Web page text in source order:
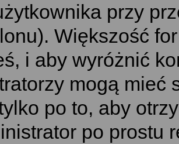
przy
Większość
i aby wyróżnić
mogą mieć
po to, aby
po prostu